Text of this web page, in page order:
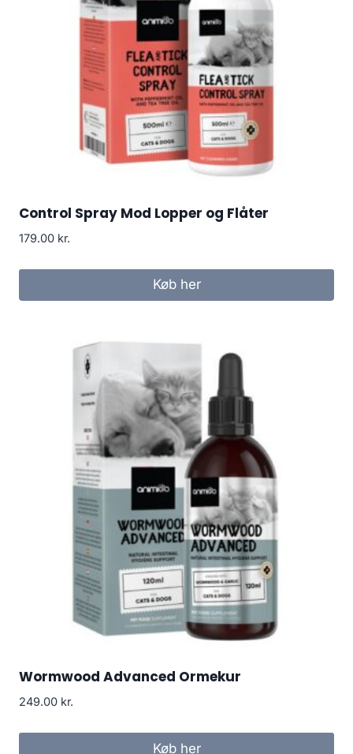
Control Spray Mod Lopper og Flåter
179.00 kr.
Køb her
Wormwood Advanced Ormekur
249.00 kr.
Køb her